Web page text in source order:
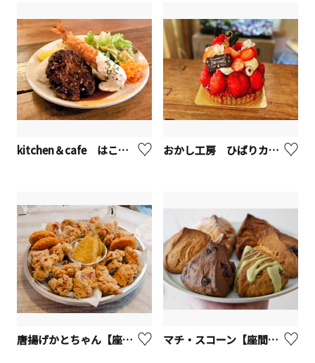
kitchen＆cafe はこねの森【座間市】 おかし工房 ひばりカフェ【座間市】
唐揚げかとちゃん【座間市】 マチ・スコーン【座間市】